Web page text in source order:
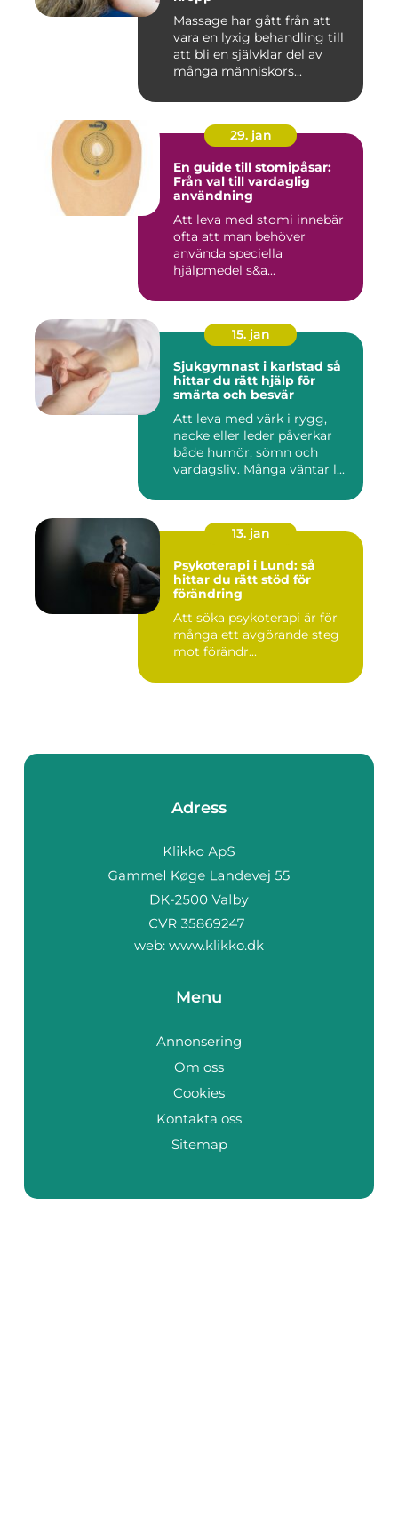
Massage har gått från att
vara en lyxig behandling till
att bli en självklar del av
många människors...
29. jan
En guide till stomipåsar:
Från val till vardaglig
användning
Att leva med stomi innebär
ofta att man behöver
använda speciella
hjälpmedel s&a...
15. jan
Sjukgymnast i karlstad så
hittar du rätt hjälp för
smärta och besvär
Att leva med värk i rygg,
nacke eller leder påverkar
både humör, sömn och
vardagsliv. Många väntar l...
13. jan
Psykoterapi i Lund: så
hittar du rätt stöd för
förändring
Att söka psykoterapi är för
många ett avgörande steg
mot förändr...
Adress
web: www.klikko.dk
Menu
Annonsering
Om oss
Cookies
Kontakta oss
Sitemap